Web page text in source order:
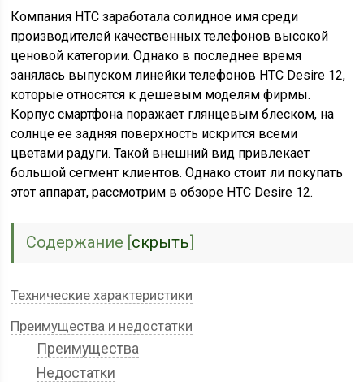
Компания HTC заработала солидное имя среди
производителей качественных телефонов высокой
ценовой категории. Однако в последнее время
занялась выпуском линейки телефонов HTC Desire 12,
которые относятся к дешевым моделям фирмы.
Корпус смартфона поражает глянцевым блеском, на
солнце ее задняя поверхность искрится всеми
цветами радуги. Такой внешний вид привлекает
большой сегмент клиентов. Однако стоит ли покупать
этот аппарат, рассмотрим в обзоре HTC Desire 12.
Содержание [скрыть]
Технические характеристики
Преимущества и недостатки
Преимущества
Недостатки